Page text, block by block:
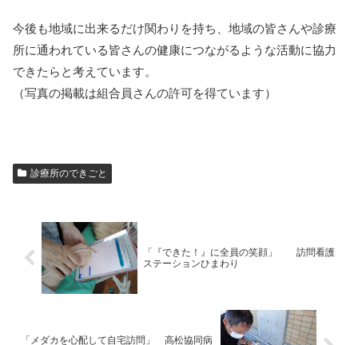
今後も地域に出来るだけ関わりを持ち、地域の皆さんや診療
所に通われている皆さんの健康につながるような活動に協力
できたらと考えています。
（写真の掲載は組合員さんの許可を得ています）
診療所のできごと
「『できた！』に全員の笑顔」 訪問看護
ステーションひまわり
「メダカを心配して自宅訪問」 高松協同病